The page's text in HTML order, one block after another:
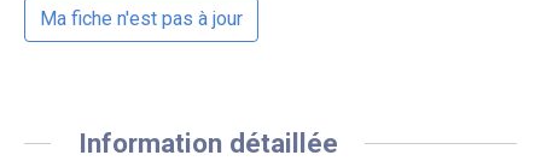
Ma fiche n'est pas à jour
Information détaillée